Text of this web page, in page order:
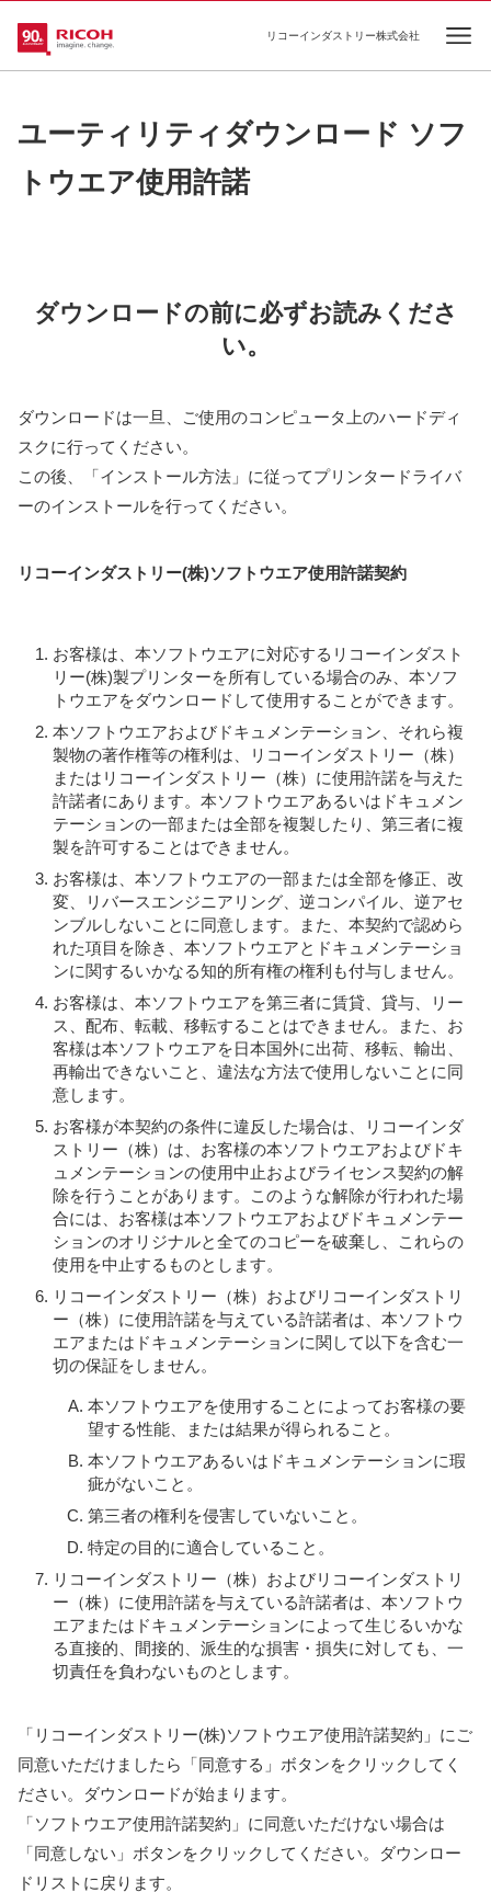
リコーインダストリー株式会社
ユーティリティダウンロード ソフ
トウエア使用許諾
ダウンロードの前に必ずお読みくださ
い。
ダウンロードは一旦、ご使用のコンピュータ上のハードディ
スクに行ってください。
この後、「インストール方法」に従ってプリンタードライバ
ーのインストールを行ってください。
リコーインダストリー(株)ソフトウエア使用許諾契約
お客様は、本ソフトウエアに対応するリコーインダスト
リー(株)製プリンターを所有している場合のみ、本ソフ
トウエアをダウンロードして使用することができます。
本ソフトウエアおよびドキュメンテーション、それら複
製物の著作権等の権利は、リコーインダストリー（株）
またはリコーインダストリー（株）に使用許諾を与えた
許諾者にあります。本ソフトウエアあるいはドキュメン
テーションの一部または全部を複製したり、第三者に複
製を許可することはできません。
お客様は、本ソフトウエアの一部または全部を修正、改
変、リバースエンジニアリング、逆コンパイル、逆アセ
ンブルしないことに同意します。また、本契約で認めら
れた項目を除き、本ソフトウエアとドキュメンテーショ
ンに関するいかなる知的所有権の権利も付与しません。
お客様は、本ソフトウエアを第三者に賃貸、貸与、リー
ス、配布、転載、移転することはできません。また、お
客様は本ソフトウエアを日本国外に出荷、移転、輸出、
再輸出できないこと、違法な方法で使用しないことに同
意します。
お客様が本契約の条件に違反した場合は、リコーインダ
ストリー（株）は、お客様の本ソフトウエアおよびドキ
ュメンテーションの使用中止およびライセンス契約の解
除を行うことがあります。このような解除が行われた場
合には、お客様は本ソフトウエアおよびドキュメンテー
ションのオリジナルと全てのコピーを破棄し、これらの
使用を中止するものとします。
リコーインダストリー（株）およびリコーインダストリ
ー（株）に使用許諾を与えている許諾者は、本ソフトウ
エアまたはドキュメンテーションに関して以下を含む一
切の保証をしません。
本ソフトウエアを使用することによってお客様の要
望する性能、または結果が得られること。
本ソフトウエアあるいはドキュメンテーションに瑕
疵がないこと。
第三者の権利を侵害していないこと。
特定の目的に適合していること。
リコーインダストリー（株）およびリコーインダストリ
ー（株）に使用許諾を与えている許諾者は、本ソフトウ
エアまたはドキュメンテーションによって生じるいかな
る直接的、間接的、派生的な損害・損失に対しても、一
切責任を負わないものとします。
「リコーインダストリー(株)ソフトウエア使用許諾契約」にご
同意いただけましたら「同意する」ボタンをクリックしてく
ださい。ダウンロードが始まります。
「ソフトウエア使用許諾契約」に同意いただけない場合は
「同意しない」ボタンをクリックしてください。ダウンロー
ドリストに戻ります。